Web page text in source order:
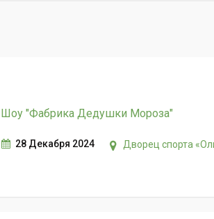
Шоу "Фабрика Дедушки Мороза"
28 Декабря 2024 Дворец спорта